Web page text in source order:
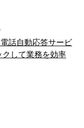
話自動応答サービ
クして業務を効率